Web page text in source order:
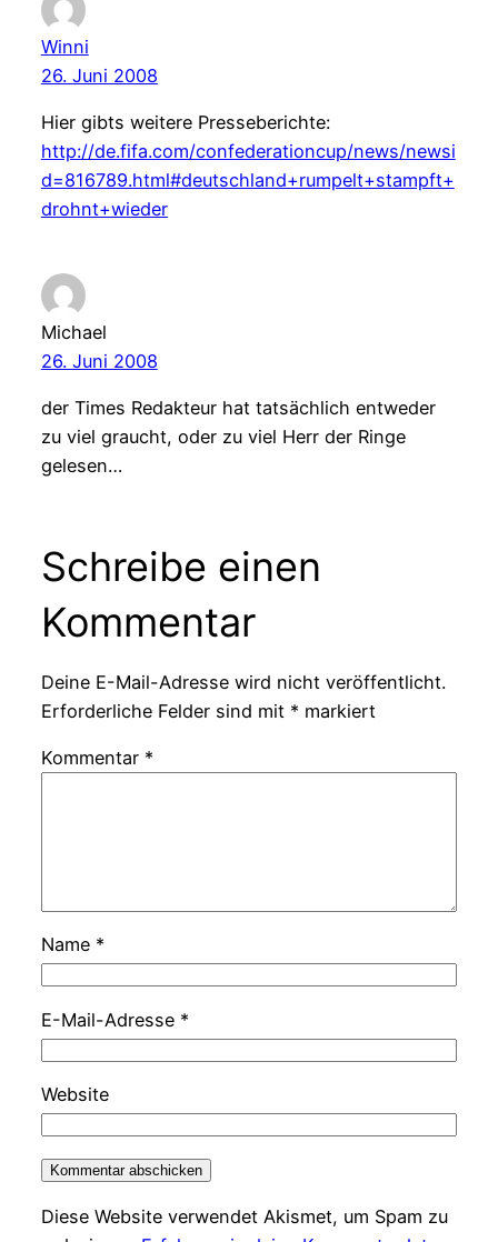
Winni
26. Juni 2008
Hier gibts weitere Presseberichte:
http://de.fifa.com/confederationcup/news/newsi
d=816789.html#deutschland+rumpelt+stampft+
drohnt+wieder
Michael
26. Juni 2008
der Times Redakteur hat tatsächlich entweder
zu viel graucht, oder zu viel Herr der Ringe
gelesen…
Schreibe einen
Kommentar
Deine E-Mail-Adresse wird nicht veröffentlicht.
Erforderliche Felder sind mit * markiert
Kommentar *
Name *
E-Mail-Adresse *
Website
Diese Website verwendet Akismet, um Spam zu